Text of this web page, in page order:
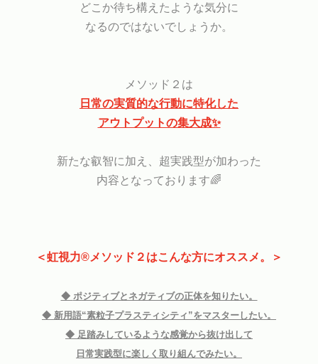
どこか待ち構えたような気分に
なるのではないでしょうか。
メソッド２は
日常の実質的な行動に特化した
アウトプットの集大成✨
新たな叡智に加え、超実践型が加わった
内容となっております🌈
＜虹視力®︎メソッド２はこんな方にオススメ。＞
◆ ポジティブとネガティブの正体を知りたい。
◆ 新用語“素粒子プラスティシティ”をマスターしたい。
◆ 足踏みしているような感覚から抜け出して
日常実践型に楽しく取り組んでみたい。